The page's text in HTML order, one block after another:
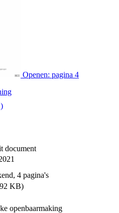
Openen: pagina 4
document
4 pagina's
KB)
openbaarmaking